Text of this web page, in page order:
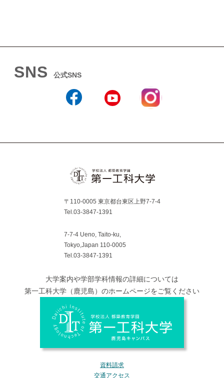
SNS 公式SNS
〒110-0005 東京都台東区上野7-7-4
Tel.03-3847-1391
7-7-4 Ueno, Taito-ku,
Tokyo,Japan 110-0005
Tel.03-3847-1391
大学案内や学部学科情報の詳細については
第一工科大学（鹿児島）のホームページをご覧ください
資料請求
交通アクセス